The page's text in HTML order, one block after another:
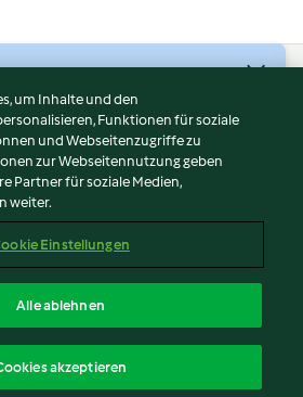
um Inhalte und den
Funktionen für soziale
und Webseitenzugriffe zu
zur Webseitennutzung geben
Partner für soziale Medien,
weiter.
Einstellungen
Alle ablehnen
akzeptieren